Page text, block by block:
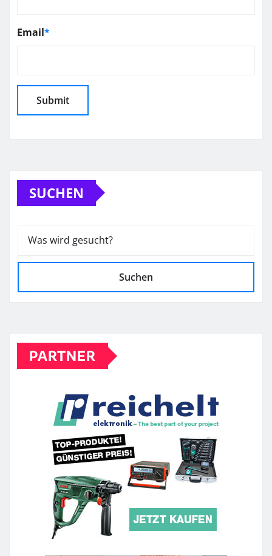
Email*
SUCHEN
Suchen
PARTNER